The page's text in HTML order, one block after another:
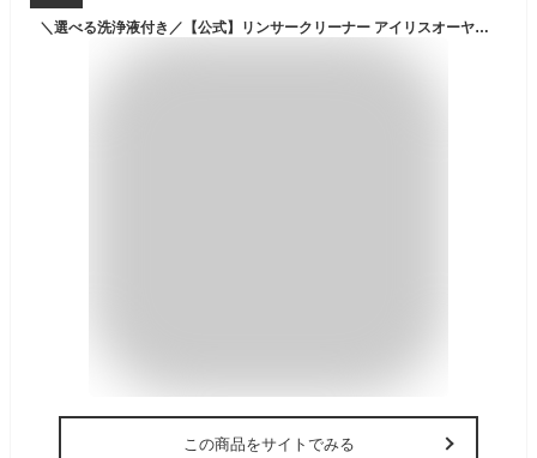
＼選べる洗浄液付き／【公式】リンサークリーナー アイリスオーヤマ 家庭用 洗剤 アイリス RNS-300 リンサークリーナー カーペット洗浄機送料無料 リンサー洗浄機 車内洗浄 車 シート クリーナー 掃除機 カーペットクリーナー [安心延長保証対象]
この商品をサイトでみる